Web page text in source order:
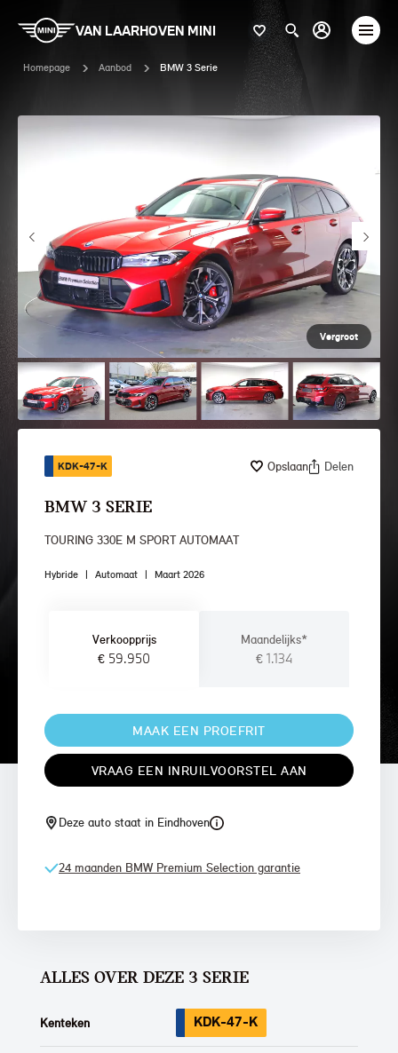
VAN LAARHOVEN MINI
Homepage Aanbod BMW 3 Serie
Vergroot
KDK-47-K Opslaan Delen
BMW 3 SERIE
TOURING 330E M SPORT AUTOMAAT
Hybride | Automaat | Maart 2026
Verkoopprijs
€ 59.950
Maandelijks*
€ 1.134
MAAK EEN PROEFRIT
VRAAG EEN INRUILVOORSTEL AAN
Deze auto staat in Eindhoven
24 maanden BMW Premium Selection garantie
ALLES OVER DEZE 3 SERIE
Kenteken KDK-47-K